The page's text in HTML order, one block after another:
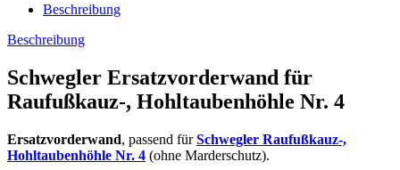
Beschreibung
Beschreibung
Schwegler Ersatzvorderwand für
Raufußkauz-, Hohltaubenhöhle Nr. 4
Ersatzvorderwand, passend fürSchwegler Raufußkauz-,
Hohltaubenhöhle Nr. 4 (ohne Marderschutz).